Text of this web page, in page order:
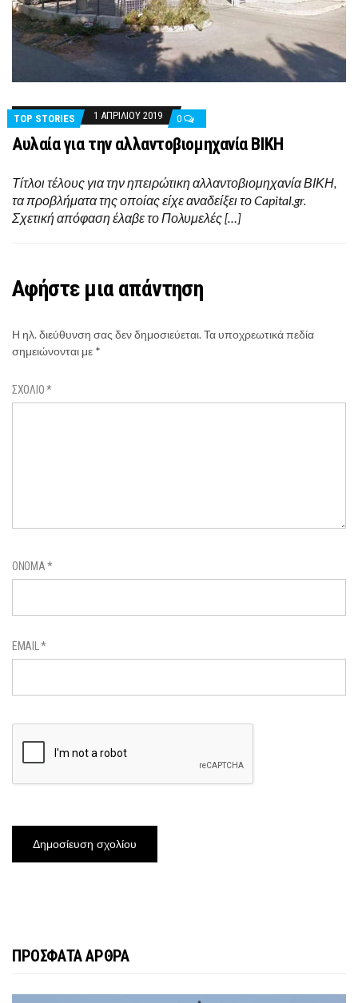
TOP STORIES 1 ΑΠΡΙΛΊΟΥ 2019 0
Αυλαία για την αλλαντοβιομηχανία ΒΙΚΗ
Τίτλοι τέλους για την ηπειρώτικη αλλαντοβιομηχανία ΒΙΚΗ,
τα προβλήματα της οποίας είχε αναδείξει το Capital.gr.
Σχετική απόφαση έλαβε το Πολυμελές […]
Αφήστε μια απάντηση
Η ηλ. διεύθυνση σας δεν δημοσιεύεται.Τα υποχρεωτικά πεδία
σημειώνονται με *
ΣΧΌΛΙΟ*
ΌΝΟΜΑ*
EMAIL*
ΠΡΟΣΦΑΤΑ ΑΡΘΡΑ